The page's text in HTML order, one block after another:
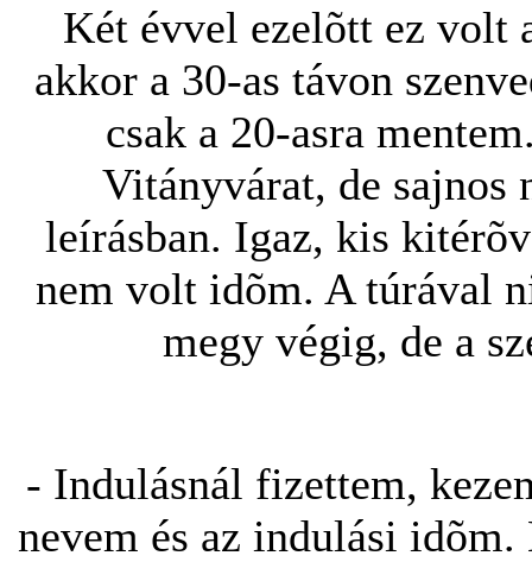
Két évvel ezelõtt ez volt
akkor a 30-as távon
csak a 20-asra
Vitányvárat, de sajnos
leírásban. Igaz, kis
nem volt idõm. A túrával
megy végig, de a
- Indulásnál fizettem,
nevem és az indulási